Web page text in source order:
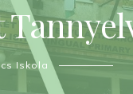
Iskola